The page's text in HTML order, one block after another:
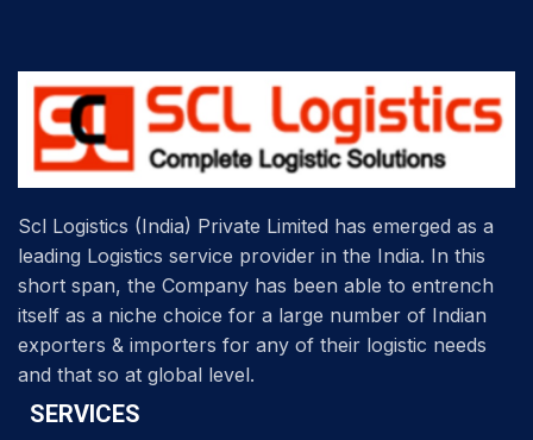
Scl Logistics (India) Private Limited has emerged as a
leading Logistics service provider in the India. In this
short span, the Company has been able to entrench
itself as a niche choice for a large number of Indian
exporters & importers for any of their logistic needs
and that so at global level.
SERVICES